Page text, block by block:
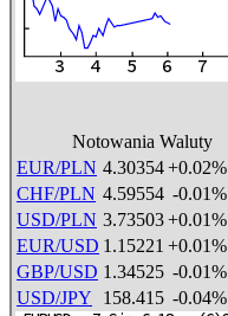
Notowania Waluty
EUR/PLN 4.30354+0.02%
CHF/PLN 4.59554 -0.01%
USD/PLN 3.73503+0.01%
EUR/USD 1.15221 +0.01%
GBP/USD 1.34525 -0.01%
USD/JPY
158.415 -0.04%